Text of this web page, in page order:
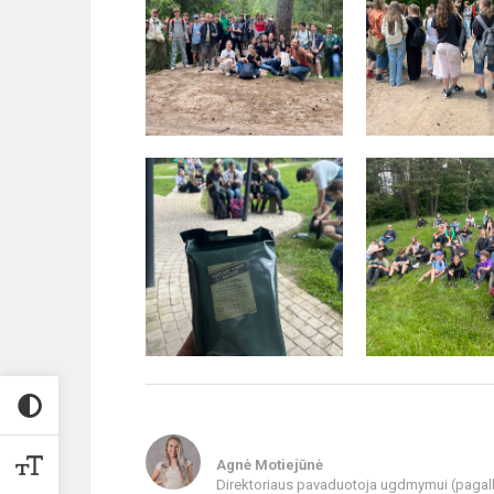
Agnė Motiejūnė
Direktoriaus pavaduotoja ugdmymui